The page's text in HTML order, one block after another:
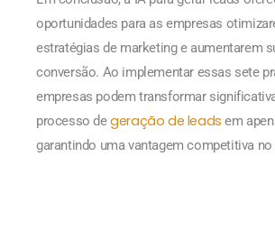
oportunidades para as empresas
estratégias de marketing e aumentarem
conversão. Ao implementar essas sete
empresas podem transformar
processo degeração de leads em
garantindo uma vantagem competitiva